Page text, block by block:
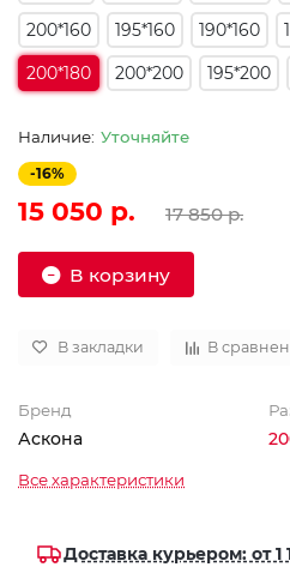
200*160
195*160 190*160
200*180
200*200 195*200
Уточняйте
-16%
15 050 р. 17 850 р.
В корзину
В закладки В
Бренд
Аскона
Все характеристики
Доставка курьером: от 1